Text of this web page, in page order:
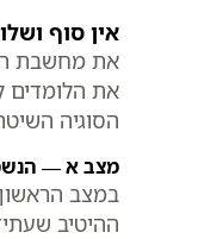
אין סוף
את מחשבת
את הלומדים
הסוגיה
מצב א —
במצב
ההיטיב